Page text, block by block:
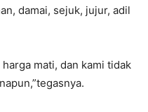
damai, sejuk, jujur, adil
mati, dan kami tidak